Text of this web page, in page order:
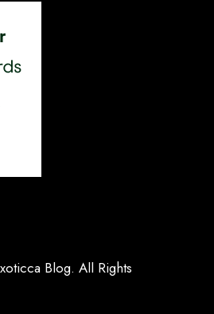
Blog. All Rights